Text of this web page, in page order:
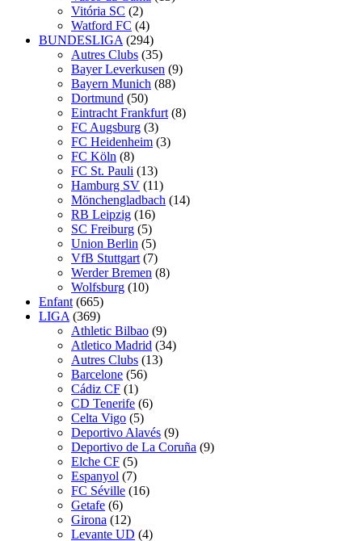
Vitória SC (2)
Watford FC (4)
BUNDESLIGA (294)
Autres Clubs (35)
Bayer Leverkusen (9)
Bayern Munich (88)
Dortmund (50)
Eintracht Frankfurt (8)
FC Augsburg (3)
FC Heidenheim (3)
FC Köln (8)
FC St. Pauli (13)
Hamburg SV (11)
Mönchengladbach (14)
RB Leipzig (16)
SC Freiburg (5)
Union Berlin (5)
VfB Stuttgart (7)
Werder Bremen (8)
Wolfsburg (10)
Enfant (665)
LIGA (369)
Athletic Bilbao (9)
Atletico Madrid (34)
Autres Clubs (13)
Barcelone (56)
Cádiz CF (1)
CD Tenerife (6)
Celta Vigo (5)
Deportivo Alavés (9)
Deportivo de La Coruña (9)
Elche CF (5)
Espanyol (7)
FC Séville (16)
Getafe (6)
Girona (12)
Levante UD (4)